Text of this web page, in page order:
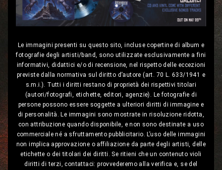
Le immagini presenti su questo sito, incluse copertine di album e
fotografie degli artisti/band, sono utilizzate esclusivamente a fini
informativi, didattici e/o di recensione, nel rispetto delle eccezioni
previste dalla normativa sul diritto d’autore (art. 70 L. 633/1941 e
s.m.i.). Tutti i diritti restano di proprietà dei rispettivi titolari
(autori/fotografi, etichette, editori, agenzie). Le fotografie di
persone possono essere soggette a ulteriori diritti di immagine e
di personalità. Le immagini sono mostrate in risoluzione ridotta,
con attribuzione quando disponibile, e non sono destinate a uso
commerciale né a sfruttamento pubblicitario. L’uso delle immagini
non implica approvazione o affiliazione da parte degli artisti, delle
etichette o dei titolari dei diritti. Se ritieni che un contenuto violi
diritti di terzi, contattaci: provvederemo alla verifica e, se del